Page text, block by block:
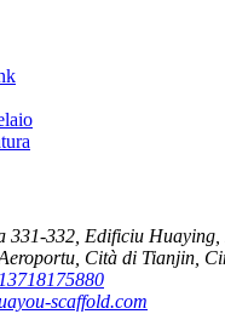
331-332, Edificiu Huaying,
Cità di Tianjin,
scaffold.com